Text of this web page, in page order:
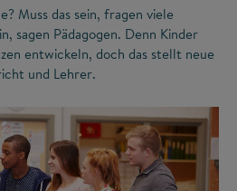
Muss das sein, fragen viele
sagen Pädagogen. Denn Kinder
entwickeln, doch das stellt neue
und Lehrer.